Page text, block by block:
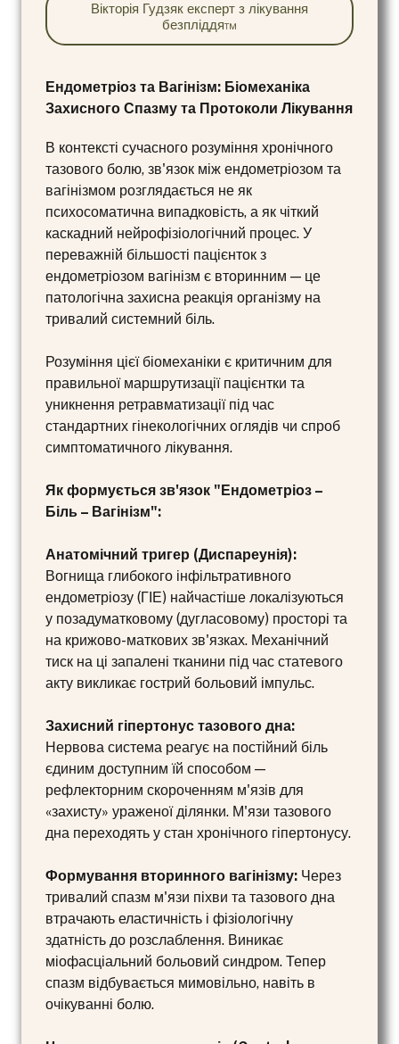
Вікторія Гудзяк експерт з лікування
безпліддя™
Ендометріоз та Вагінізм: Біомеханіка
Захисного Спазму та Протоколи Лікування
В контексті сучасного розуміння хронічного
тазового болю, зв'язок між ендометріозом та
вагінізмом розглядається не як
психосоматична випадковість, а як чіткий
каскадний нейрофізіологічний процес. У
переважній більшості пацієнток з
ендометріозом вагінізм є вторинним — це
патологічна захисна реакція організму на
тривалий системний біль.
Розуміння цієї біомеханіки є критичним для
правильної маршрутизації пацієнтки та
уникнення ретравматизації під час
стандартних гінекологічних оглядів чи спроб
симптоматичного лікування.
Як формується зв'язок "Ендометріоз –
Біль – Вагінізм":
Анатомічний тригер (Диспареунія):
Вогнища глибокого інфільтративного
ендометріозу (ГІЕ) найчастіше локалізуються
у позадуматковому (дугласовому) просторі та
на крижово-маткових зв'язках. Механічний
тиск на ці запалені тканини під час статевого
акту викликає гострий больовий імпульс.
Захисний гіпертонус тазового дна:
Нервова система реагує на постійний біль
єдиним доступним їй способом —
рефлекторним скороченням м'язів для
«захисту» ураженої ділянки. М'язи тазового
дна переходять у стан хронічного гіпертонусу.
Формування вторинного вагінізму: Через
тривалий спазм м'язи піхви та тазового дна
втрачають еластичність і фізіологічну
здатність до розслаблення. Виникає
міофасціальний больовий синдром. Тепер
спазм відбувається мимовільно, навіть в
очікуванні болю.